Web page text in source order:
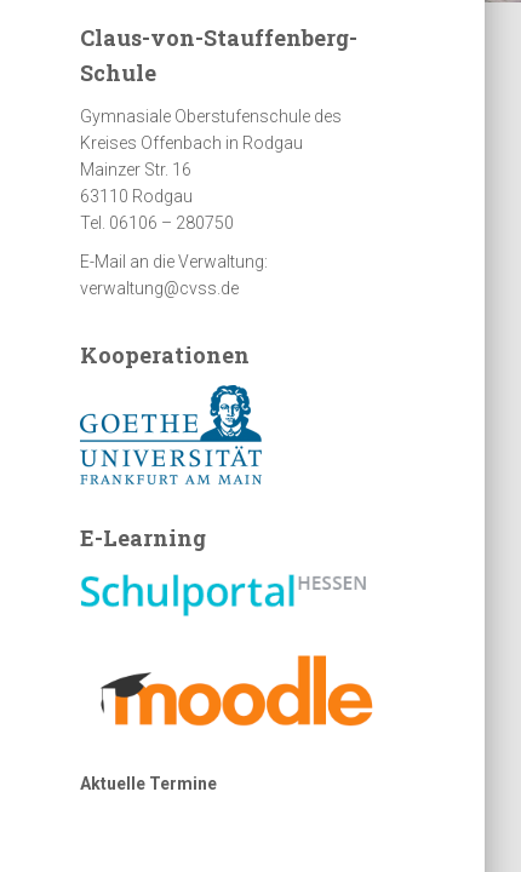
Claus-von-Stauffenberg-
Schule
Gymnasiale Oberstufenschule des
Kreises Offenbach in Rodgau
Mainzer Str. 16
63110 Rodgau
Tel. 06106 – 280750
E-Mail an die Verwaltung:
verwaltung@cvss.de
Kooperationen
E-Learning
Aktuelle Termine